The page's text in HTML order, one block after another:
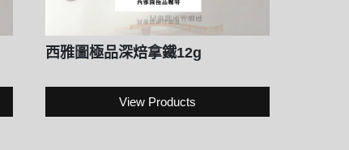
西雅圖極品深焙拿鐵12g
View Products